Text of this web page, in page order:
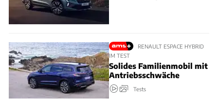
RENAULT ESPACE HYBRID
IM TEST
Solides Familienmobil mit
Antriebsschwäche
Tests